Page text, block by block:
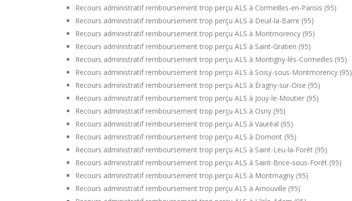
Recours administratif remboursement trop perçu ALS à Cormeilles-en-Parisis (95)
Recours administratif remboursement trop perçu ALS à Deuil-la-Barre (95)
Recours administratif remboursement trop perçu ALS à Montmorency (95)
Recours administratif remboursement trop perçu ALS à Saint-Gratien (95)
Recours administratif remboursement trop perçu ALS à Montigny-lès-Cormeilles (95)
Recours administratif remboursement trop perçu ALS à Soisy-sous-Montmorency (95)
Recours administratif remboursement trop perçu ALS à Éragny-sur-Oise (95)
Recours administratif remboursement trop perçu ALS à Jouy-le-Moutier (95)
Recours administratif remboursement trop perçu ALS à Osny (95)
Recours administratif remboursement trop perçu ALS à Vauréal (95)
Recours administratif remboursement trop perçu ALS à Domont (95)
Recours administratif remboursement trop perçu ALS à Saint-Leu-la-Forêt (95)
Recours administratif remboursement trop perçu ALS à Saint-Brice-sous-Forêt (95)
Recours administratif remboursement trop perçu ALS à Montmagny (95)
Recours administratif remboursement trop perçu ALS à Arnouville (95)